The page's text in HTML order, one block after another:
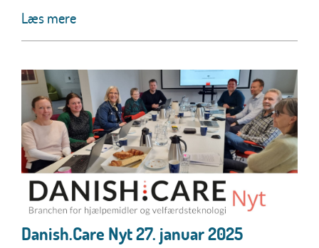
Læs mere
Danish.Care Nyt 27. januar 2025